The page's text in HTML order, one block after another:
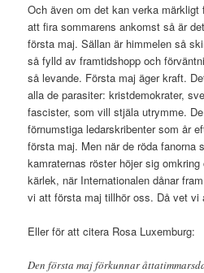
Och även om det kan verka märkligt
att fira sommarens ankomst så är
första maj. Sällan är himmelen så
så fylld av framtidshopp och
så levande. Första maj äger kraft.
alla de parasiter: kristdemokrater,
fascister, som vill stjäla utrymme.
förnumstiga ledarskribenter som år
första maj. Men när de röda fanorna
kamraternas röster höjer sig
kärlek, när Internationalen dånar
vi att första maj tillhör oss. Då vet vi
Eller för att citera Rosa Luxemburg:
Den första maj förkunnar